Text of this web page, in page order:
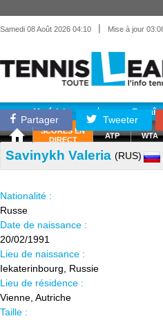
Samedi 08 Août 2026 04:10 | Mise à jour
Matériel
SCORES EN
DIRECT
ATP WTA
Partager Tweeter
Savinykh Valeria (RUS)
Nationalité :
Russe
Date de naissance :
20/02/1991
Lieu de naissance :
Iekaterinbourg, Russie
Lieu de résidence :
Vienne, Autriche
Taille :